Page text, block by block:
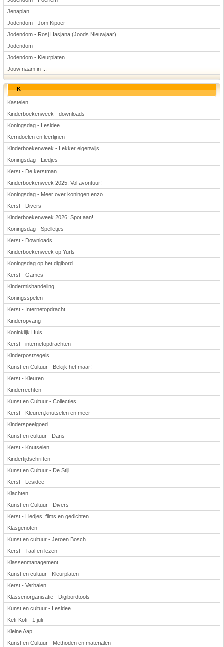
Jenaplan
Jodendom - Jom Kipoer
Jodendom - Rosj Hasjana (Joods Nieuwjaar)
Jodendom
Jodendom - Kleurplaten
Jouw naam in ...
K
Kastelen
Kinderboekenweek - downloads
Koningsdag - Lesidee
Kerndoelen en leerlijnen
Kinderboekenweek - Lekker eigenwijs
Koningsdag - Liedjes
Kerst - De kerstman
Kinderboekenweek 2025: Vol avontuur!
Koningsdag - Meer over koningen enzo
Kerst - Divers
Kinderboekenweek 2026: Spot aan!
Koningsdag - Spelletjes
Kerst - Downloads
Kinderboekenweek op Yurls
Koningsdag op het digibord
Kerst - Games
Kindermishandeling
Koningsspelen
Kerst - Internetopdracht
Kinderopvang
Koninklijk Huis
Kerst - internetopdrachten
Kinderpostzegels
Kunst en Cultuur - Bekijk het maar!
Kerst - Kleuren
Kinderrechten
Kunst en Cultuur - Collecties
Kerst - Kleuren,knutselen en meer
Kinderspeelgoed
Kunst en cultuur - Dans
Kerst - Knutselen
Kindertijdschriften
Kunst en Cultuur - De Stijl
Kerst - Lesidee
Klachten
Kunst en Cultuur - Divers
Kerst - Liedjes, films en gedichten
Klasgenoten
Kunst en cultuur - Jeroen Bosch
Kerst - Taal en lezen
Klassenmanagement
Kunst en cultuur - Kleurplaten
Kerst - Verhalen
Klassenorganisatie - Digibordtools
Kunst en cultuur - Lesidee
Keti-Koti - 1 juli
Kleine Aap
Kunst en Cultuur - Methoden en materialen